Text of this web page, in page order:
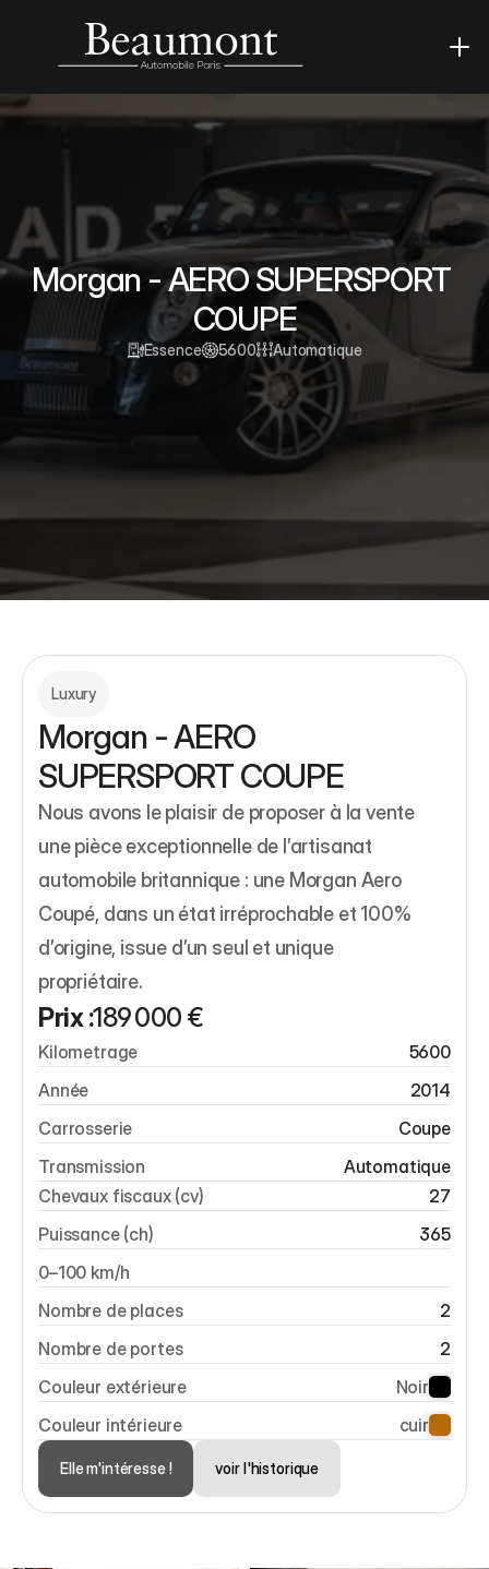
Morgan - AERO SUPERSPORT
COUPE
Essence 5600 Automatique
Luxury
Morgan - AERO
SUPERSPORT COUPE
Nous avons le plaisir de proposer à la vente
une pièce exceptionnelle de l’artisanat
automobile britannique : une Morgan Aero
Coupé, dans un état irréprochable et 100%
d’origine, issue d’un seul et unique
propriétaire.
Prix :189 000 €
Kilometrage
5600
Année
2014
Carrosserie
Coupe
Transmission
Automatique
Chevaux fiscaux (cv)
27
Puissance (ch)
365
0–100 km/h
Nombre de places
2
Nombre de portes
2
Couleur extérieure
Noir
Couleur intérieure
cuir
Elle m'intéresse ! voir l'historique